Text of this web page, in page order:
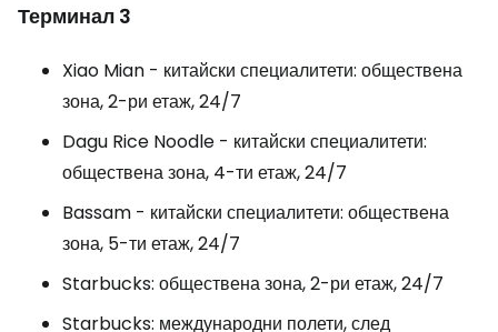
Терминал 3
Xiao Mian - китайски специалитети: обществена
зона, 2-ри етаж, 24/7
Dagu Rice Noodle - китайски специалитети:
обществена зона, 4-ти етаж, 24/7
Bassam - китайски специалитети: обществена
зона, 5-ти етаж, 24/7
Starbucks: обществена зона, 2-ри етаж, 24/7
Starbucks: международни полети, след